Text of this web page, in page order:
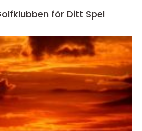
för Ditt Spel